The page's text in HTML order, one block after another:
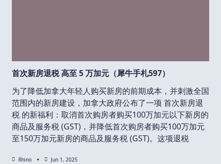
首次新房退税 高至 5 万加元（犀牛手札597）
为了降低加拿大年轻人购买新房的前期成本，并刺激全国
范围内的新房建设，加拿大政府公布了一项 首次新房退
税 的新福利：取消首次购房者购买100万加元以下新房的
商品及服务税 (GST)，并降低首次购房者购买100万加元
至150万加元新房的商品及服务税 (GST)。这项退税
Rhino Jun 1, 2025